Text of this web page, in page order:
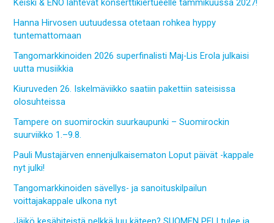
Keiski & ENO lähtevät konserttikiertueelle tammikuussa 2027!
Hanna Hirvosen uutuudessa otetaan rohkea hyppy
tuntemattomaan
Tangomarkkinoiden 2026 superfinalisti Maj-Lis Erola julkaisi
uutta musiikkia
Kiuruveden 26. Iskelmäviikko saatiin pakettiin sateisissa
olosuhteissa
Tampere on suomirockin suurkaupunki – Suomirockin
suurviikko 1.–9.8.
Pauli Mustajärven ennenjulkaisematon Loput päivät -kappale
nyt julki!
Tangomarkkinoiden sävellys- ja sanoituskilpailun
voittajakappale ulkona nyt